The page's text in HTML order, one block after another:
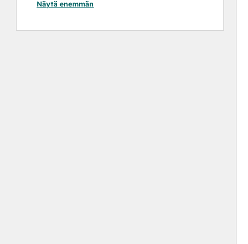
Data Integrations Certification
Digital Marketing
Näytä enemmän